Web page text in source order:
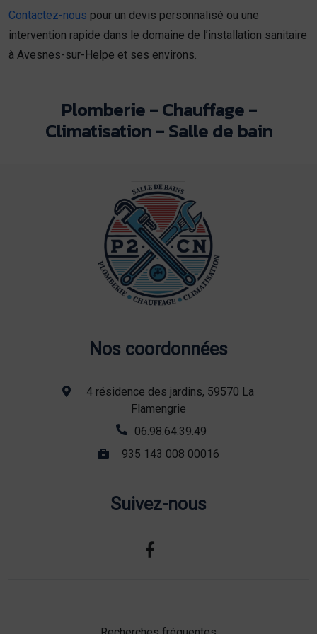
Contactez-nous pour un devis personnalisé ou une
intervention rapide dans le domaine de l’installation sanitaire
à Avesnes-sur-Helpe et ses environs.
Plomberie - Chauffage -
Climatisation - Salle de bain
Nos coordonnées
4 résidence des jardins, 59570 La
Flamengrie
06.98.64.39.49
935 143 008 00016
Suivez-nous